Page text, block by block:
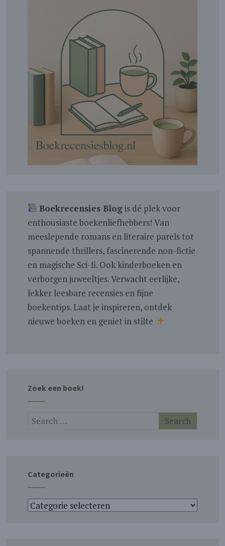
Boekrecensies Blogis dé plek voor
enthousiaste boekenliefhebbers! Van
meeslepende romans en literaire parels tot
spannende thrillers, fascinerende non-fictie
en magische Sci-fi. Ook kinderboeken en
verborgen juweeltjes. Verwacht eerlijke,
lekker leesbare recensies en fijne
boekentips. Laat je inspireren, ontdek
nieuwe boeken en geniet in stilte
Zoek een boek!
Categorieën
Categorieën